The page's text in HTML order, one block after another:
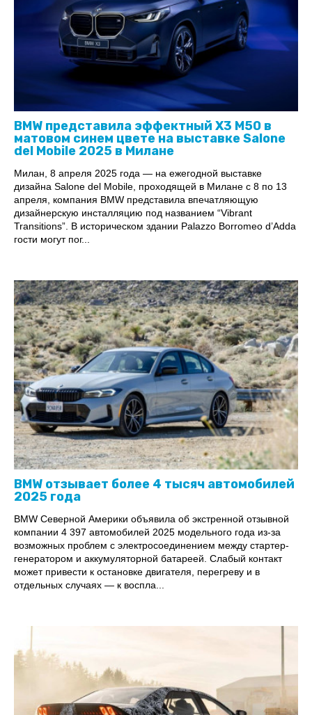
BMW представила эффектный X3 M50 в
матовом синем цвете на выставке Salone
del Mobile 2025 в Милане
Милан, 8 апреля 2025 года — на ежегодной выставке
дизайна Salone del Mobile, проходящей в Милане с 8 по 13
апреля, компания BMW представила впечатляющую
дизайнерскую инсталляцию под названием “Vibrant
Transitions”. В историческом здании Palazzo Borromeo d’Adda
гости могут пог...
BMW отзывает более 4 тысяч автомобилей
2025 года
BMW Северной Америки объявила об экстренной отзывной
компании 4 397 автомобилей 2025 модельного года из-за
возможных проблем с электросоединением между стартер-
генератором и аккумуляторной батареей. Слабый контакт
может привести к остановке двигателя, перегреву и в
отдельных случаях — к воспла...